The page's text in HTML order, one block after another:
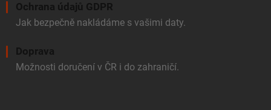
Ochrana údajů GDPR
Jak bezpečně nakládáme s vašimi daty.
Doprava
Možnosti doručení v ČR i do zahraničí.